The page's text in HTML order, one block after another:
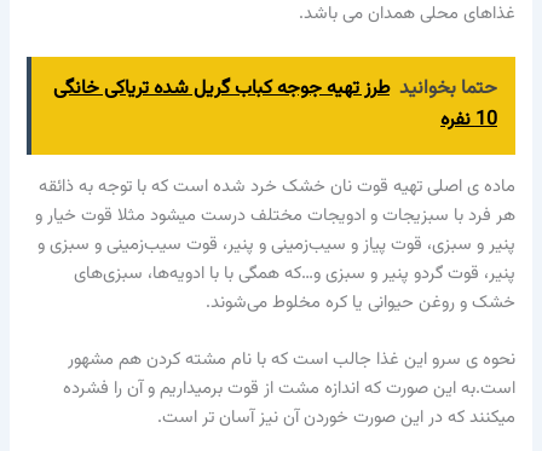
غذاهای محلی همدان می باشد.
حتما بخوانید طرز تهیه جوجه کباب گریل شده تریاکی خانگی
10 نفره
ماده ی اصلی تهیه قوت نان خشک خرد شده است که با توجه به ذائقه
هر فرد با سبزیجات و ادویجات مختلف درست میشود مثلا قوت خیار و
پنیر و سبزی، قوت پیاز و سیب‌زمینی و پنیر، قوت سیب‌زمینی و سبزی و
پنیر، قوت گردو پنیر و سبزی و…که همگی با با ادویه‌ها، سبزی‌های
خشک و روغن حیوانی یا کره مخلوط می‌شوند.
نحوه ی سرو این غذا جالب است که با نام مشته کردن هم مشهور
است.به این صورت که اندازه مشت از قوت برمیداریم و آن را فشرده
میکنند که در این صورت خوردن آن نیز آسان تر است.